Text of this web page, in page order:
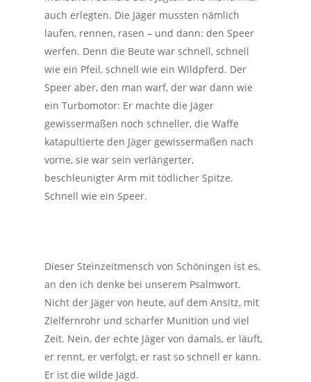
auch erlegten. Die Jäger mussten nämlich
laufen, rennen, rasen – und dann: den Speer
werfen. Denn die Beute war schnell, schnell
wie ein Pfeil, schnell wie ein Wildpferd. Der
Speer aber, den man warf, der war dann wie
ein Turbomotor: Er machte die Jäger
gewissermaßen noch schneller, die Waffe
katapultierte den Jäger gewissermaßen nach
vorne, sie war sein verlängerter,
beschleunigter Arm mit tödlicher Spitze.
Schnell wie ein Speer.
Dieser Steinzeitmensch von Schöningen ist es,
an den ich denke bei unserem Psalmwort.
Nicht der Jäger von heute, auf dem Ansitz, mit
Zielfernrohr und scharfer Munition und viel
Zeit. Nein, der echte Jäger von damals, er läuft,
er rennt, er verfolgt, er rast so schnell er kann.
Er ist die wilde Jagd.